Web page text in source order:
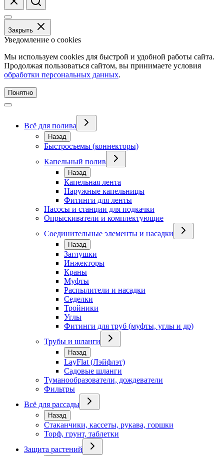
Закрыть
Уведомление о cookies
Мы используем cookies для быстрой и удобной работы сайта.
Продолжая пользоваться сайтом, вы принимаете условия
обработки персональных данных.
Понятно
Всё для полива
Назад
Быстросъемы (коннекторы)
Капельный полив
Назад
Капельная лента
Наружные капельницы
Фитинги для ленты
Насосы и станции для подкачки
Опрыскиватели и комплектующие
Соединительные элементы и насадки
Назад
Заглушки
Инжекторы
Краны
Муфты
Распылители и насадки
Седелки
Тройники
Углы
Фитинги для труб (муфты, углы и др)
Трубы и шланги
Назад
LayFlat (Лэйфлэт)
Садовые шланги
Туманообразователи, дождеватели
Фильтры
Всё для рассады
Назад
Стаканчики, кассеты, рукава, горшки
Торф, грунт, таблетки
Защита растений